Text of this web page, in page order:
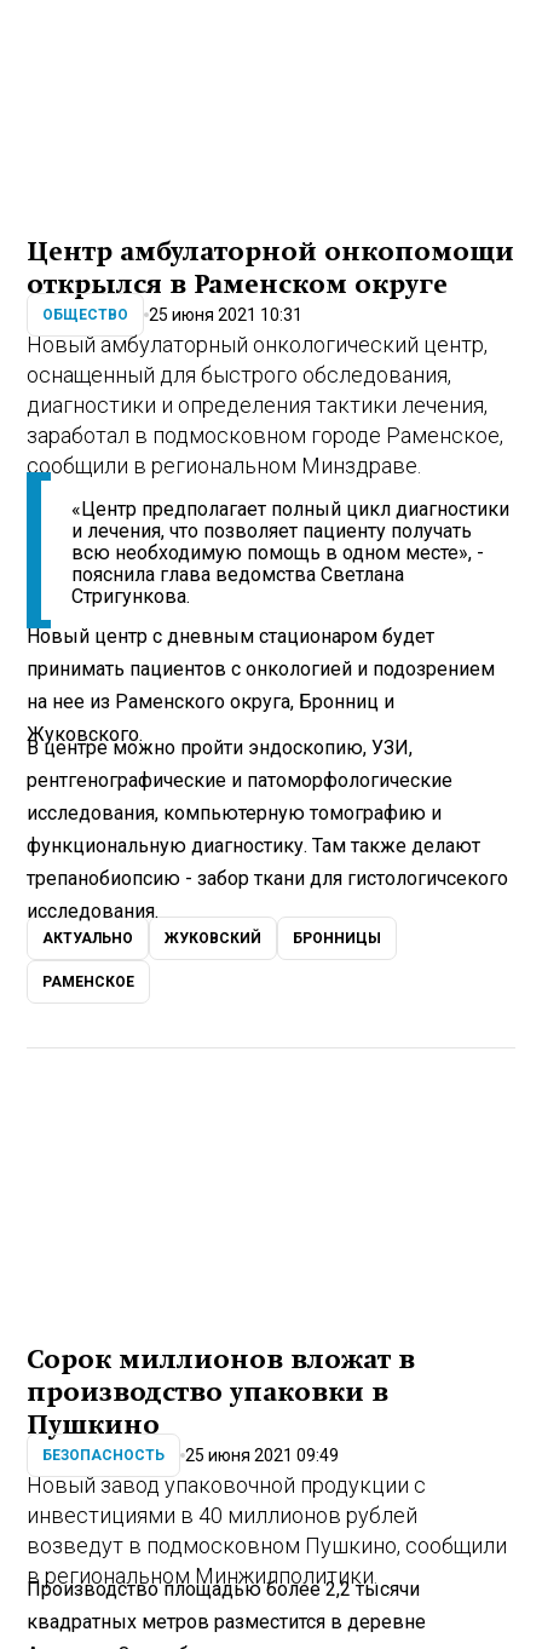
Центр амбулаторной онкопомощи
открылся в Раменском округе
ОБЩЕСТВО 25 июня 2021 10:31
Новый амбулаторный онкологический центр,
оснащенный для быстрого обследования,
диагностики и определения тактики лечения,
заработал в подмосковном городе Раменское,
сообщили в региональном Минздраве.
«Центр предполагает полный цикл диагностики
и лечения, что позволяет пациенту получать
всю необходимую помощь в одном месте», -
пояснила глава ведомства Светлана
Стригункова.
Новый центр с дневным стационаром будет
принимать пациентов с онкологией и подозрением
на нее из Раменского округа, Бронниц и
Жуковского.
В центре можно пройти эндоскопию, УЗИ,
рентгенографические и патоморфологические
исследования, компьютерную томографию и
функциональную диагностику. Там также делают
трепанобиопсию - забор ткани для гистологичсекого
исследования.
АКТУАЛЬНО ЖУКОВСКИЙ БРОННИЦЫ
РАМЕНСКОЕ
Сорок миллионов вложат в
производство упаковки в
Пушкино
БЕЗОПАСНОСТЬ 25 июня 2021 09:49
Новый завод упаковочной продукции с
инвестициями в 40 миллионов рублей
возведут в подмосковном Пушкино, сообщили
в региональном Минжилполитики.
Производство площадью более 2,2 тысячи
квадратных метров разместится в деревне